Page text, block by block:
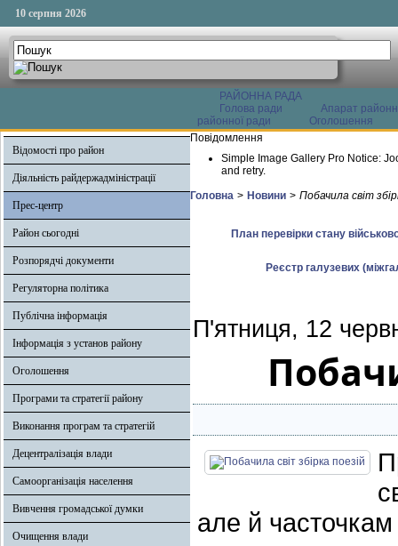
10 серпня 2026
РАЙОННА РАДА
Голова ради
Апарат
районної ради
Оголошення
Відомості про район
Діяльність райдержадміністрації
Прес-центр
Район сьогодні
Розпорядчі документи
Регуляторна політика
Публічна інформація
Інформація з установ району
Оголошення
Програми та стратегії району
Виконання програм та стратегій
Децентралізація влади
Самоорганізація населення
Вивчення громадської думки
Очищення влади
Повідомлення
Simple Image Gallery Pro Notice:
and retry.
Головна > Новини > Побачила світ
План перевірки стану
Реєстр галузевих
П'ятниця, 12
але й